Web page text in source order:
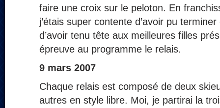
faire une croix sur le peloton. En
j’étais super contente d’avoir pu
d’avoir tenu tête aux meilleures filles
épreuve au programme le relais.
9 mars 2007
Chaque relais est composé de deux
autres en style libre. Moi, je partirai la